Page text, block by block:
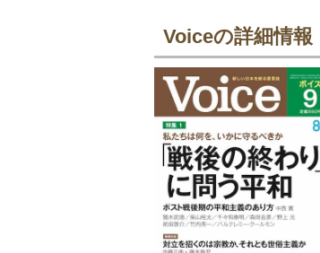
Voiceの詳細情報